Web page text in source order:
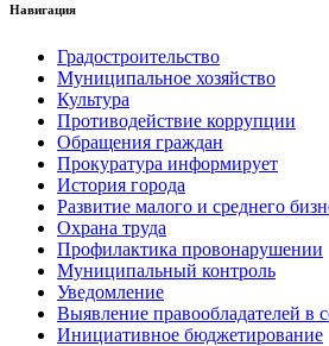
Навигация
Градостроительство
Муниципальное хозяйство
Культура
Противодействие коррупции
Обращения граждан
Прокуратура информирует
История города
Развитие малого и среднего
Охрана труда
Профилактика провонарушении
Муниципальный контроль
Уведомление
Выявление правообладателей в
Инициативное бюджетирование